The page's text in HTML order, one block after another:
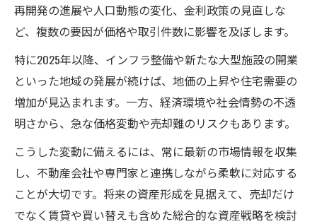
再開発の進展や人口動態の変化、金利政策の見直しな
ど、複数の要因が価格や取引件数に影響を及ぼします。
特に2025年以降、インフラ整備や新たな大型施設の開業
といった地域の発展が続けば、地価の上昇や住宅需要の
増加が見込まれます。一方、経済環境や社会情勢の不透
明さから、急な価格変動や売却難のリスクもあります。
こうした変動に備えるには、常に最新の市場情報を収集
し、不動産会社や専門家と連携しながら柔軟に対応する
ことが大切です。将来の資産形成を見据えて、売却だけ
でなく賃貸や買い替えも含めた総合的な資産戦略を検討